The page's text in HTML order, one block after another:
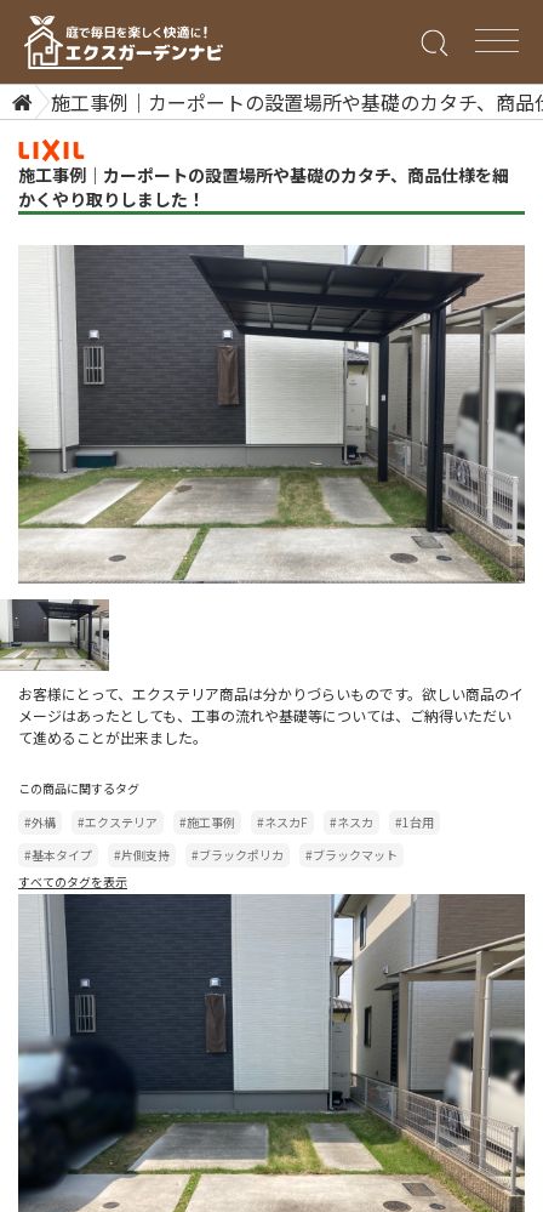
施工事例｜カーポートの設置場所や基礎のカタチ、商
施工事例｜カーポートの設置場所や基礎のカタチ、商品仕様を細
かくやり取りしました！
お客様にとって、エクステリア商品は分かりづらいものです。欲しい商品のイ
メージはあったとしても、工事の流れや基礎等については、ご納得いただい
て進めることが出来ました。
この商品に関するタグ
#外構
#エクステリア #施工事例 #ネスカF #ネスカ
#1台用
#基本タイプ
#片側支持 #ブラックポリカ
#ブラックマット
すべてのタグを表示